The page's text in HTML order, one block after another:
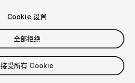
Cookie 设置
全部拒绝
接受所有 Cookie